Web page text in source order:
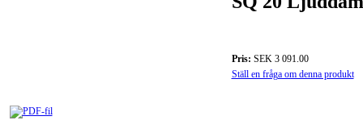
Pris: SEK 3 091.00
Ställ en fråga om denna produkt